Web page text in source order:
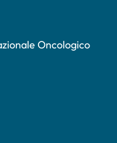
Oncologico